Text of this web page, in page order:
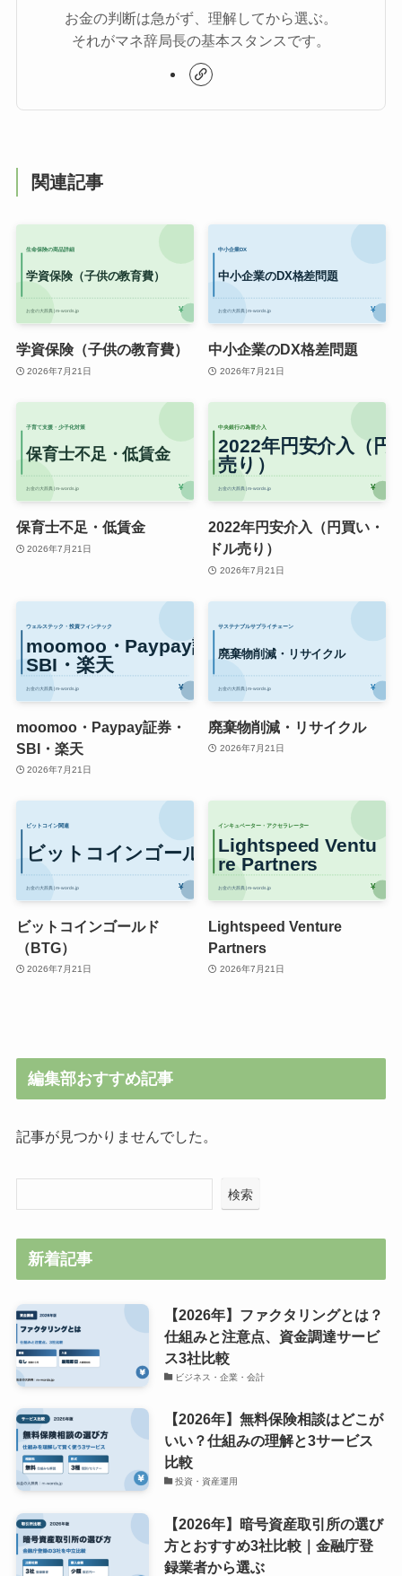
お金の判断は急がず、理解してから選ぶ。
それがマネ辞局長の基本スタンスです。
関連記事
学資保険（子供の教育費）
2026年7月21日
中小企業のDX格差問題
2026年7月21日
保育士不足・低賃金
2026年7月21日
2022年円安介入（円買い・
ドル売り）
2026年7月21日
moomoo・Paypay証券・
SBI・楽天
2026年7月21日
廃棄物削減・リサイクル
2026年7月21日
ビットコインゴールド
（BTG）
2026年7月21日
Lightspeed Venture
Partners
2026年7月21日
編集部おすすめ記事
記事が見つかりませんでした。
検索
新着記事
【2026年】ファクタリングとは？
仕組みと注意点、資金調達サービ
ス3社比較
ビジネス・企業・会計
【2026年】無料保険相談はどこが
いい？仕組みの理解と3サービス
比較
投資・資産運用
【2026年】暗号資産取引所の選び
方とおすすめ3社比較｜金融庁登
録業者から選ぶ